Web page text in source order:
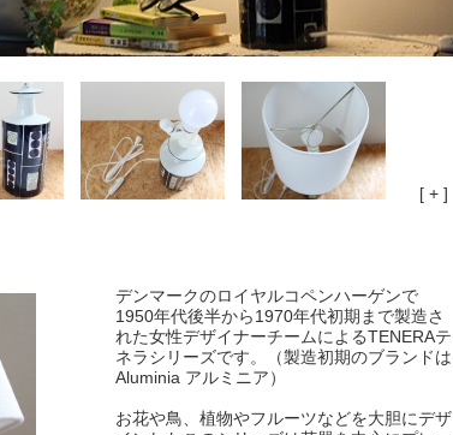
[ + ]
デンマークのロイヤルコペンハーゲンで
1950年代後半から1970年代初期まで製造さ
れた女性デザイナーチームによるTENERAテ
ネラシリーズです。（製造初期のブランドは
Aluminia アルミニア）
お花や鳥、植物やフルーツなどを大胆にデザ